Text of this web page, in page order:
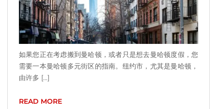
如果您正在考虑搬到曼哈顿，或者只是想去曼哈顿度假，您
需要一本曼哈顿多元街区的指南。纽约市，尤其是曼哈顿，
由许多 [...]
READ MORE